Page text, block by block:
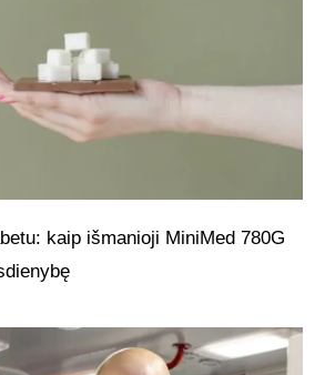
kaip išmanioji MiniMed 780G